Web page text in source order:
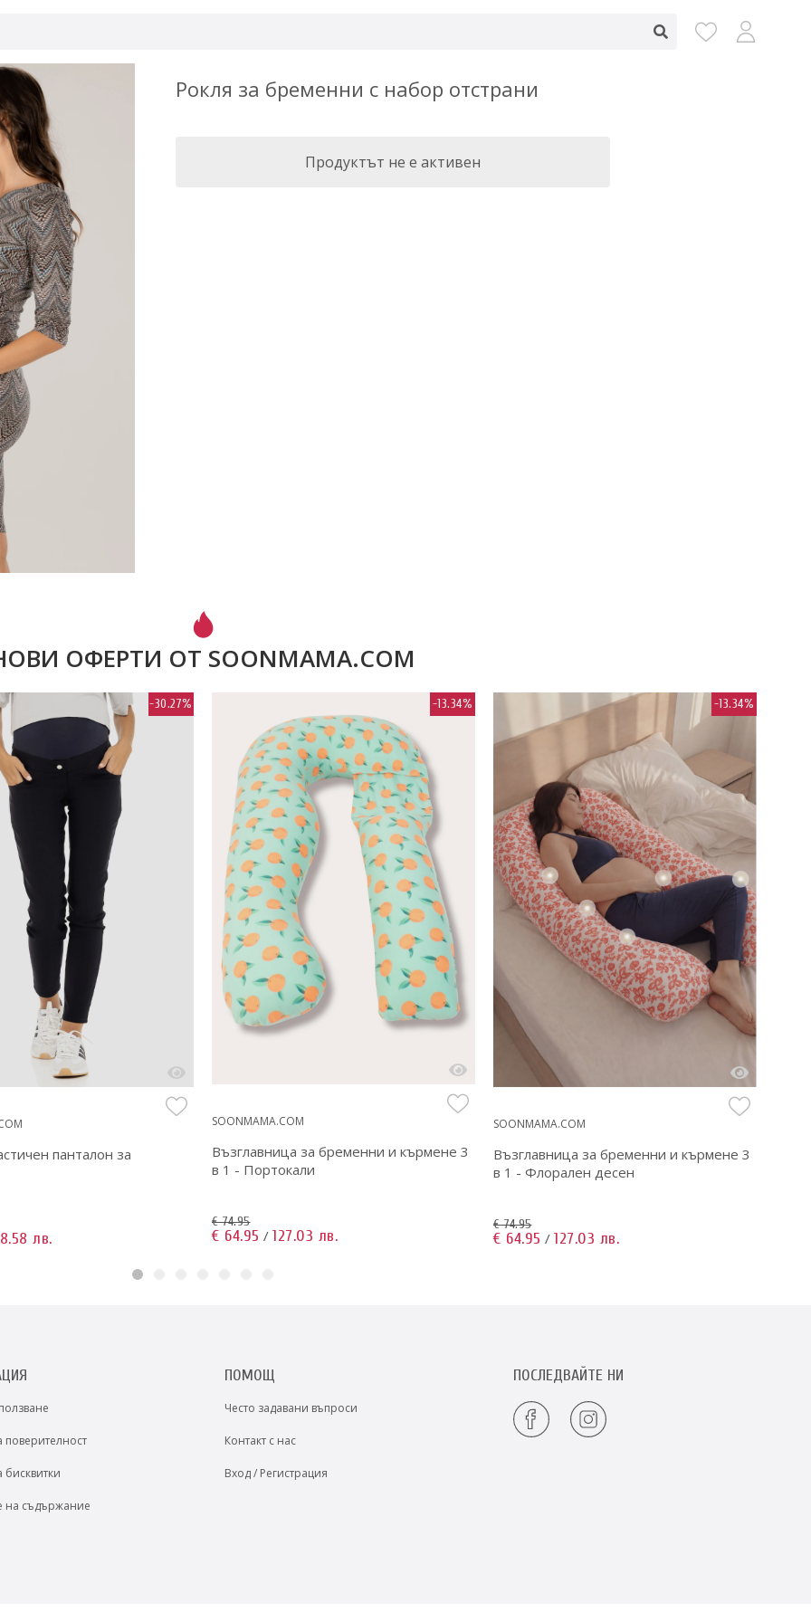
Рокля за бременни с набор отстрани
Продуктът не е активен
ОФЕРТИ ОТ SOONMAMA.COM
-30.27%
панталон за
лв.
-13.34%
SOONMAMA.COM
Възглавница за бременни и кърмене 3
в 1 - Портокали
€ 74.95
€ 64.95 / 127.03 лв.
-13.34%
SOONMAMA.COM
Възглавница за бременни и кърмене 3
в 1 - Флорален десен
€ 74.95
€ 64.95 / 127.03 лв.
поверителност
бисквитки
на съдържание
ПОМОЩ
Често задавани въпроси
Контакт с нас
Вход / Регистрация
ПОСЛЕДВАЙТЕ НИ